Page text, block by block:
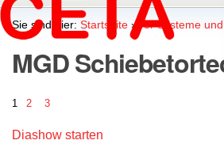
Sie sind hier: Startseite › Tor Systeme
MGD
1 2 3
Diashow starten